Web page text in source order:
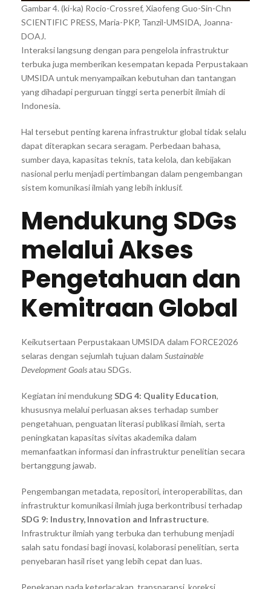
Gambar 4. (ki-ka) Rocio-Crossref, Xiaofeng Guo-Sin-Chn
SCIENTIFIC PRESS, Maria-PKP, Tanzil-UMSIDA, Joanna-
DOAJ.
Interaksi langsung dengan para pengelola infrastruktur
terbuka juga memberikan kesempatan kepada Perpustakaan
UMSIDA untuk menyampaikan kebutuhan dan tantangan
yang dihadapi perguruan tinggi serta penerbit ilmiah di
Indonesia.
Hal tersebut penting karena infrastruktur global tidak selalu
dapat diterapkan secara seragam. Perbedaan bahasa,
sumber daya, kapasitas teknis, tata kelola, dan kebijakan
nasional perlu menjadi pertimbangan dalam pengembangan
sistem komunikasi ilmiah yang lebih inklusif.
Mendukung SDGs
melalui Akses
Pengetahuan dan
Kemitraan Global
Keikutsertaan Perpustakaan UMSIDA dalam FORCE2026
selaras dengan sejumlah tujuan dalam Sustainable
Development Goalsatau SDGs.
Kegiatan ini mendukung SDG 4: Quality Education,
khususnya melalui perluasan akses terhadap sumber
pengetahuan, penguatan literasi publikasi ilmiah, serta
peningkatan kapasitas sivitas akademika dalam
memanfaatkan informasi dan infrastruktur penelitian secara
bertanggung jawab.
Pengembangan metadata, repositori, interoperabilitas, dan
infrastruktur komunikasi ilmiah juga berkontribusi terhadap
SDG 9: Industry, Innovation and Infrastructure.
Infrastruktur ilmiah yang terbuka dan terhubung menjadi
salah satu fondasi bagi inovasi, kolaborasi penelitian, serta
penyebaran hasil riset yang lebih cepat dan luas.